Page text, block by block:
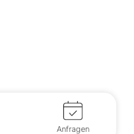
Anfragen